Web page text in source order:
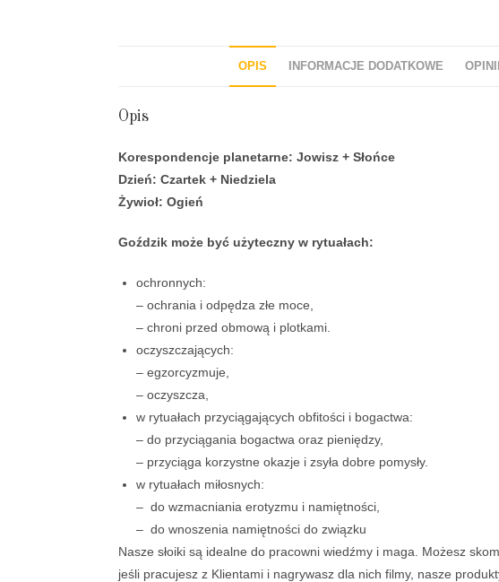
OPIS INFORMACJE DODATKOWE
Opis
Korespondencje planetarne: Jowisz + Słońce
Dzień: Czartek + Niedziela
Żywioł: Ogień
Goździk może być użyteczny w rytuałach:
ochronnych:
– ochrania i odpędza złe moce,
– chroni przed obmową i plotkami.
oczyszczających:
– egzorcyzmuje,
– oczyszcza,
w rytuałach przyciągających obfitości i bogactwa:
– do przyciągania bogactwa oraz pieniędzy,
– przyciąga korzystne okazje i zsyła dobre pomysły.
w rytuałach miłosnych:
– do wzmacniania erotyzmu i namiętności,
– do wnoszenia namiętności do związku
Nasze słoiki są idealne do pracowni wiedźmy i maga. Możesz
jeśli pracujesz z Klientami i nagrywasz dla nich filmy, nasze